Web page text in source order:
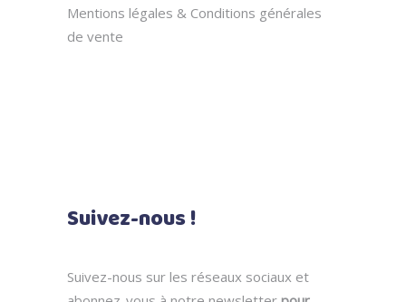
Mentions légales & Conditions générales
de vente
Suivez-nous !
Suivez-nous sur les réseaux sociaux et